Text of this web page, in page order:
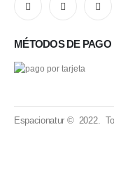
MÉTODOS DE PAGO
Espacionatur © 2022.